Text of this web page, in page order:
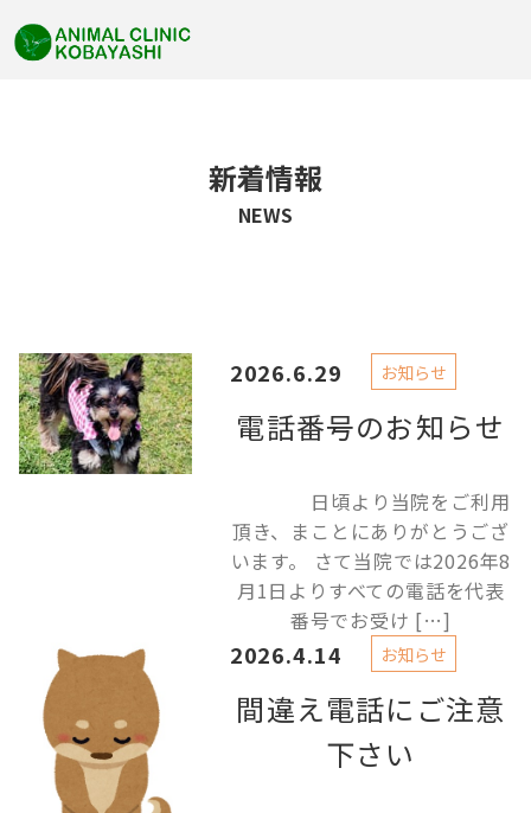
新着情報
NEWS
電話番号のお知らせ
2026.6.29 お知らせ
日頃より当院をご利用
頂き、まことにありがとうござ
います。 さて当院では2026年8
月1日よりすべての電話を代表
番号でお受け […]
間違え電話にご注意
下さい
2026.4.14 お知らせ